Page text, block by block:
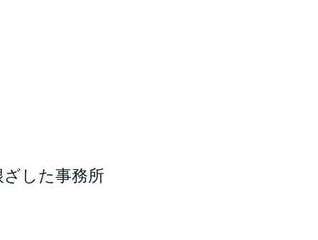
した事務所